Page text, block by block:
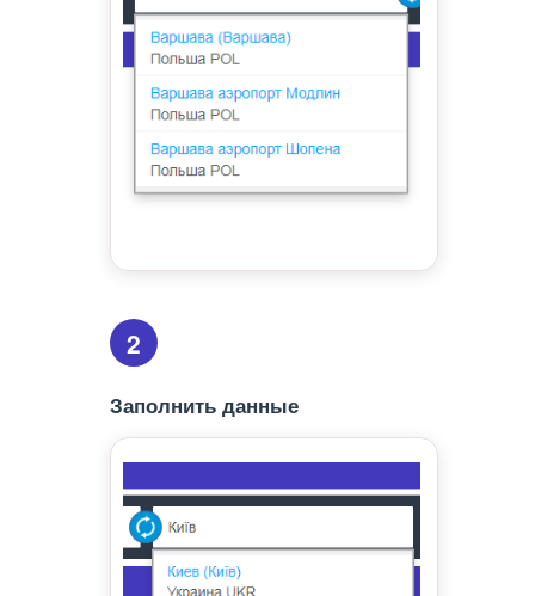
2
Заполнить данные